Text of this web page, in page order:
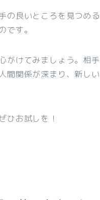
の良いところを見つめる
です。
がけてみましょう。相手
間関係が深まり、新しい
ひお試しを！